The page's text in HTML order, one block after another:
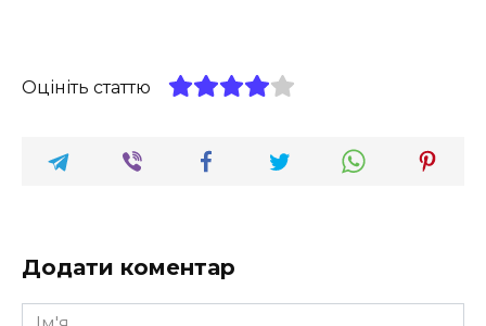
Оцініть статтю
Додати коментар
Ім'я